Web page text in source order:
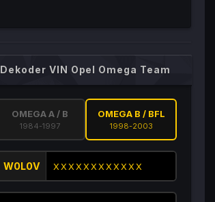
Dekoder VIN Opel Omega Team
OMEGA A / B
1984-1997
OMEGA B / BFL
1998-2003
W0L0V